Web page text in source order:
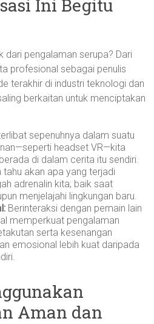
Ini Begitu
dari pengalaman serupa? Dari
profesional sebagai penulis
terakhir di industri teknologi dan
berkaitan untuk menciptakan
sepenuhnya dalam suatu
headset VR—kita
di dalam cerita itu sendiri.
tahu akan apa yang terjadi
adrenalin kita; baik saat
menjelajahi lingkungan baru.
Berinteraksi dengan pemain lain
memperkuat pengalaman
serta kesenangan
emosional lebih kuat daripada
Aman dan